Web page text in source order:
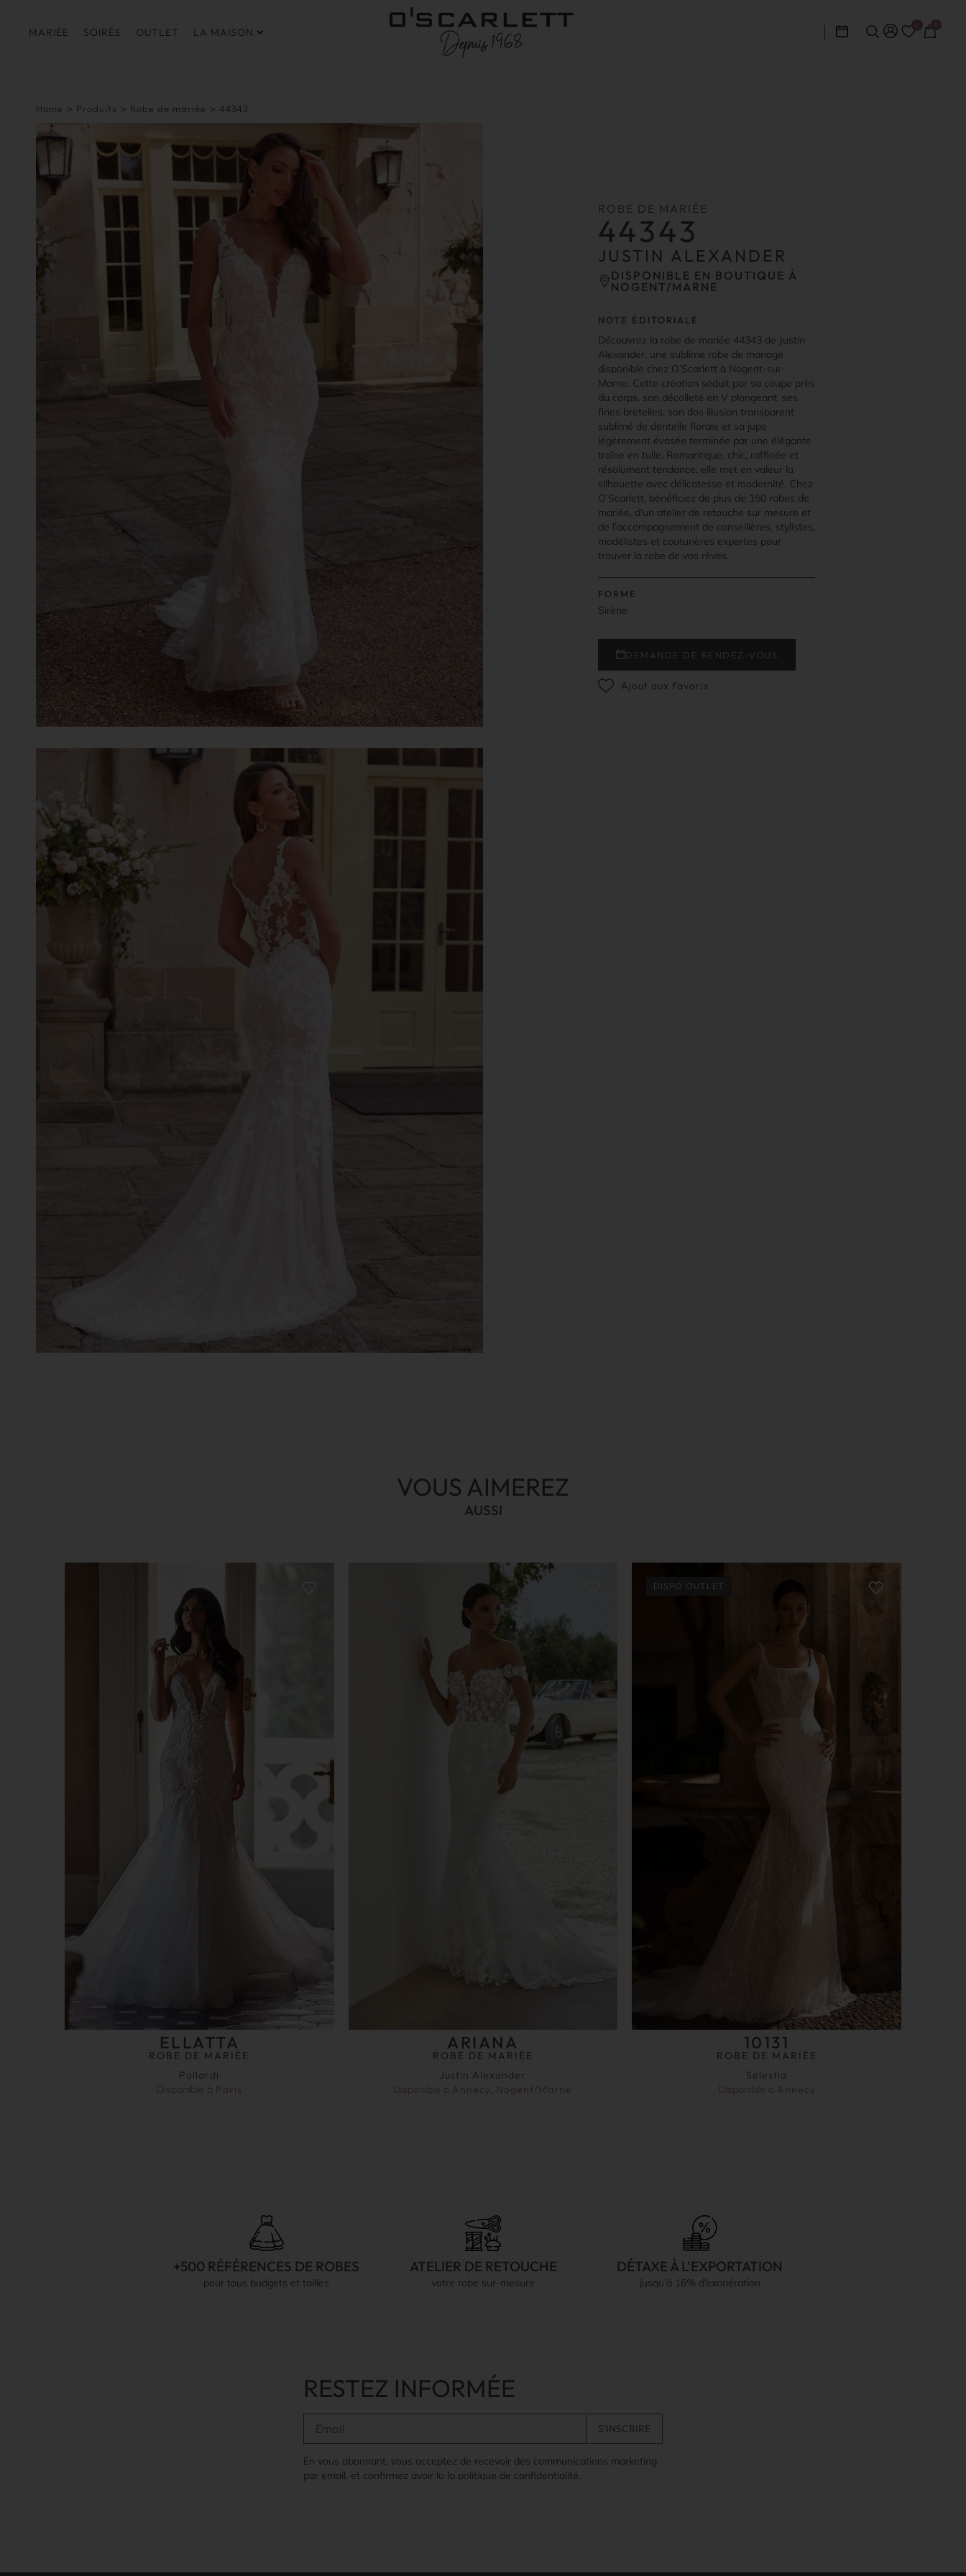
MARIÉE SOIRÉE OUTLET LA MAISON
Home > Produits > Robe de mariée > 44343
ROBE DE MARIÉE
44343
JUSTIN ALEXANDER
DISPONIBLE EN BOUTIQUE À
NOGENT/MARNE
NOTE ÉDITORIALE
Découvrez la robe de mariée 44343 de Justin
Alexander, une sublime robe de mariage
disponible chez O’Scarlett à Nogent-sur-
Marne. Cette création séduit par sa coupe près
du corps, son décolleté en V plongeant, ses
fines bretelles, son dos illusion transparent
sublimé de dentelle florale et sa jupe
légèrement évasée terminée par une élégante
traîne en tulle. Romantique, chic, raffinée et
résolument tendance, elle met en valeur la
silhouette avec délicatesse et modernité. Chez
O’Scarlett, bénéficiez de plus de 150 robes de
mariée, d’un atelier de retouche sur mesure et
de l’accompagnement de conseillères, stylistes,
modélistes et couturières expertes pour
trouver la robe de vos rêves.
FORME
Sirène
DEMANDE DE RENDEZ-VOUS
Ajout aux favoris
VOUS AIMEREZ
AUSSI
ELLATTA
ROBE DE MARIÉE
Pollardi
Disponible à Paris
ARIANA
ROBE DE MARIÉE
Justin Alexander
Disponible à Annecy, Nogent/Marne
DISPO OUTLET
10131
ROBE DE MARIÉE
Selestia
Disponible à Annecy
+500 RÉFÉRENCES DE ROBES
pour tous budgets et tailles
ATELIER DE RETOUCHE
votre robe sur-mesure
DÉTAXE À L'EXPORTATION
jusqu’à 16% d’exonération
RESTEZ INFORMÉE
En vous abonnant, vous acceptez de recevoir des communications marketing
par email, et confirmez avoir lu la politique de confidentialité.